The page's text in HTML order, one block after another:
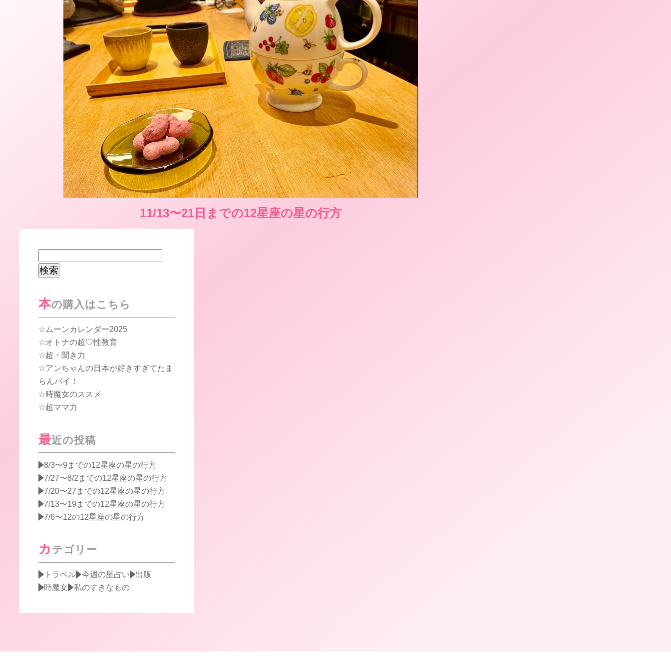
11/13〜21日までの12星座の星の行方
索:
本の購入はこちら
ムーンカレンダー2025
オトナの超♡性教育
超・聞き力
アンちゃんの日本が好きすぎてたま
らんバイ！
時魔女のススメ
超ママ力
最近の投稿
8/3〜9までの12星座の星の行方
7/27〜8/2までの12星座の星の行方
7/20〜27までの12星座の星の行方
7/13〜19までの12星座の星の行方
7/6〜12の12星座の星の行方
カ テゴリー
トラベル 今週の星占い
出版
時魔女
私のすきなもの